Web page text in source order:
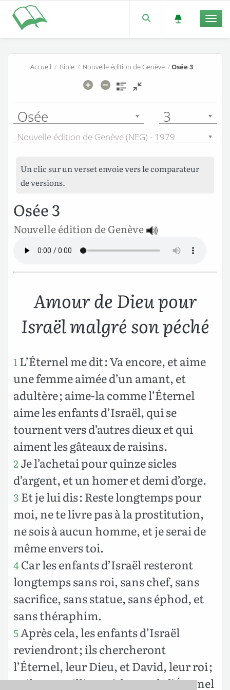
Accueil / Bible/ Nouvelle édition de Genève/Osée 3
Osée 3
Nouvelle édition de Genève (NEG) - 1979
Un clic sur un verset envoie vers le comparateur
de versions.
Osée 3
Nouvelle édition de Genève
Amour de Dieu pour
Israël malgré son péché
1 L’Éternel me dit : Va encore, et aime
une femme aimée d’un amant, et
adultère ; aime-la comme l’Éternel
aime les enfants d’Israël, qui se
tournent vers d’autres dieux et qui
aiment les gâteaux de raisins.
2Je l’achetai pour quinze sicles
d’argent, et un homer et demi d’orge.
3 Et je lui dis : Reste longtemps pour
moi, ne te livre pas à la prostitution,
ne sois à aucun homme, et je serai de
même envers toi.
4Car les enfants d’Israël resteront
longtemps sans roi, sans chef, sans
sacrifice, sans statue, sans éphod, et
sans théraphim.
5Après cela, les enfants d’Israël
reviendront ; ils chercheront
l’Éternel, leur Dieu, et David, leur roi ;
et ils tressailliront à la vue de l’Éternel